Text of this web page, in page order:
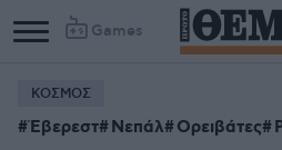
Games
Column
1
Column
2
ΚΟΣΜΟΣ
Έβερεστ Νεπάλ Ορειβάτες